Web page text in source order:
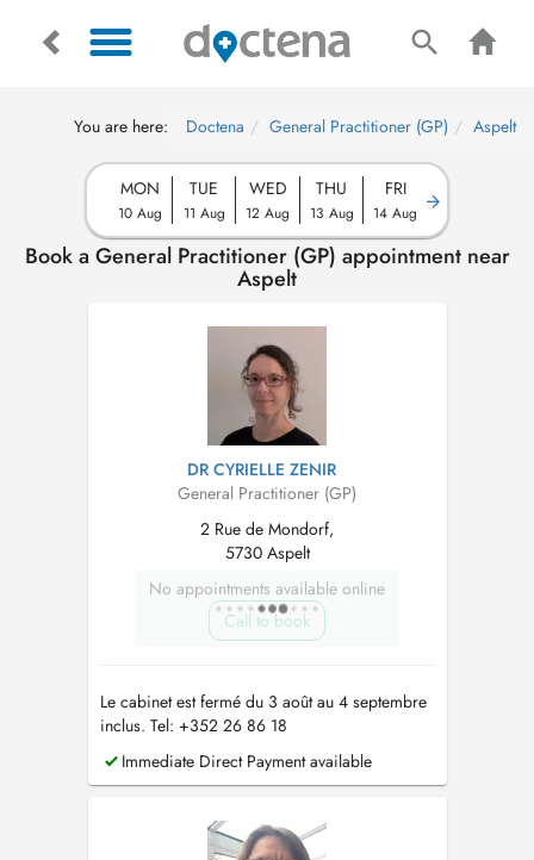
You are here: Doctena General Practitioner (GP) Aspelt
MON
10 Aug
TUE
11 Aug
WED
12 Aug
THU
13 Aug
FRI
14 Aug
Book a General Practitioner (GP) appointment near
Aspelt
DR CYRIELLE ZENIR
General Practitioner (GP)
2 Rue de Mondorf,
5730 Aspelt
No appointments available online
Call to book
Le cabinet est fermé du 3 août au 4 septembre
inclus. Tel: +352 26 86 18
Immediate Direct Payment available